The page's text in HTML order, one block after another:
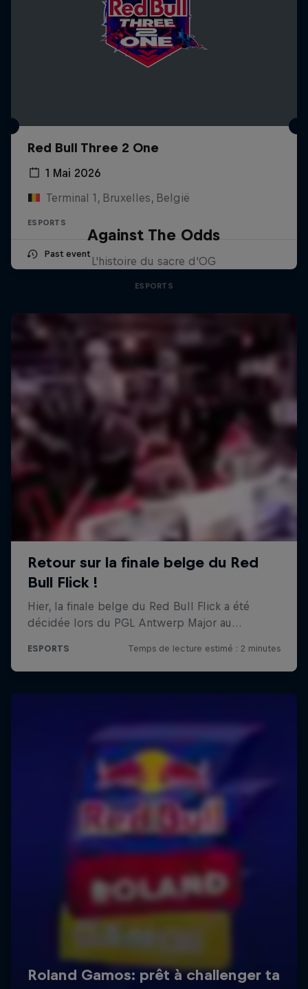
Red Bull Three 2 One
1 Mai 2026
Terminal 1, Bruxelles, België
ESPORTS
Past event
Against The Odds
L'histoire du sacre d'OG
ESPORTS